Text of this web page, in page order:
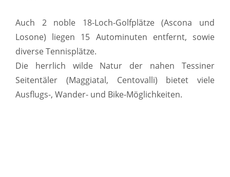
Auch 2 noble 18-Loch-Golfplätze (Ascona und
Losone) liegen 15 Autominuten entfernt, sowie
diverse Tennisplätze.
Die herrlich wilde Natur der nahen Tessiner
Seitentäler (Maggiatal, Centovalli) bietet viele
Ausflugs-, Wander- und Bike-Möglichkeiten.